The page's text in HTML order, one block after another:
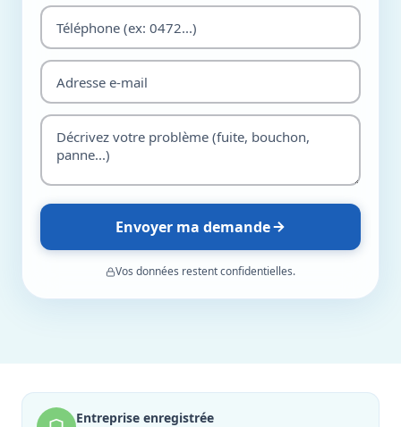
Envoyer ma demande
Vos données restent confidentielles.
Entreprise enregistrée